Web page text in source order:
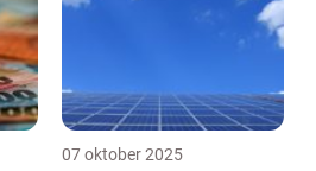
07 oktober 2025